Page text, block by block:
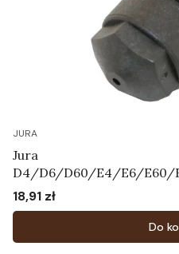
JURA
Jura
D4/D6/D60/E4/E6/E60/
/ENA5/ENA7/ENA9/ENA
X1/F7/F8/F85/J5/J7/
WE8 - Dysza Art.66590
Cena
18,91 zł
Do